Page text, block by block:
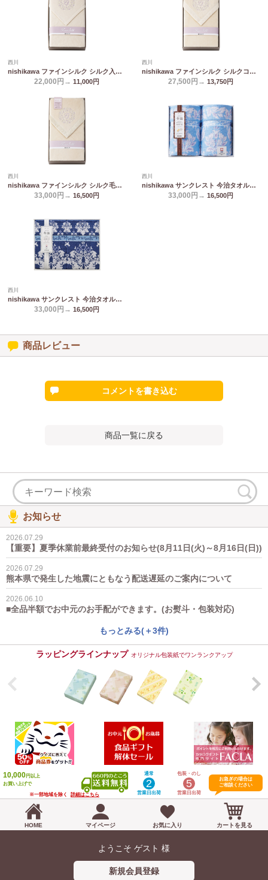
西川
nishikawa ファインシルク シルク入り綿毛布(毛羽部分) FQ82024000
22,000円→ 11,000円
西川
nishikawa ファインシルク シルクコットンリバーシブル毛布(毛羽部分) FQ82524000
27,500円→ 13,750円
西川
nishikawa ファインシルク シルク毛布(毛羽部分) FQ82034000
33,000円→ 16,500円
西川
nishikawa サンクレスト 今治タオルケット2P ブルー RR82030002_800/3_860
33,000円→ 16,500円
西川
nishikawa サンクレスト 今治タオルケット2P ネイビー RR82030002_800/3_860
33,000円→ 16,500円
商品レビュー
コメントを書き込む
商品一覧に戻る
お知らせ
2026.07.29
【重要】夏季休業前最終受付のお知らせ(8月11日(火)～8月16日(日))
2026.07.29
熊本県で発生した地震にともなう配送遅延のご案内について
2026.06.10
■全品半額でお中元のお手配ができます。(お熨斗・包装対応)
もっとみる(＋3件)
ラッピングラインナップ オリジナル包装紙でワンランクアップ
10,000円以上
お買い上げで
※一部地域を除く
詳細はこちら
通常
2
営業日出荷
包装・のし
5
営業日出荷
お急ぎの場合は
ご相談ください
HOME マイページ お気に入り カートを見る
ようこそ ゲスト 様
新規会員登録